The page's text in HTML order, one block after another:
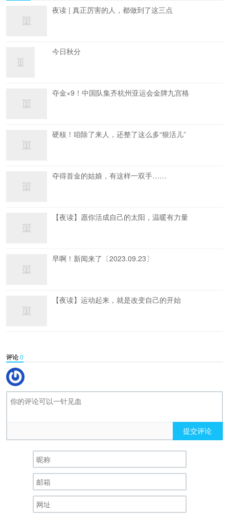
夜读 | 真正厉害的人，都做到了这三点
今日秋分
夺金×9！中国队集齐杭州亚运会金牌九宫格
硬核！咱除了来人，还整了这么多“狠活儿”
夺得首金的姑娘，有这样一双手……
【夜读】愿你活成自己的太阳，温暖有力量
早啊！新闻来了〔2023.09.23〕
【夜读】运动起来，就是改变自己的开始
评论0
提交评论